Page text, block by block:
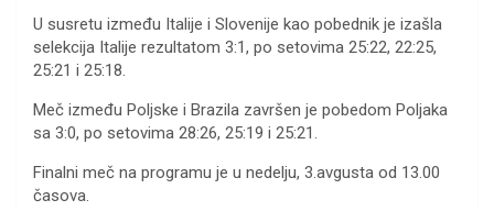
U susretu između Italije i Slovenije kao pobednik je izašla
selekcija Italije rezultatom 3:1, po setovima 25:22, 22:25,
25:21 i 25:18.
Meč između Poljske i Brazila završen je pobedom Poljaka
sa 3:0, po setovima 28:26, 25:19 i 25:21.
Finalni meč na programu je u nedelju, 3.avgusta od 13.00
časova.